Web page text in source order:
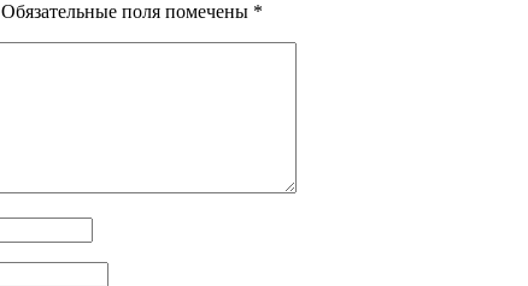
Обязательные поля помечены *